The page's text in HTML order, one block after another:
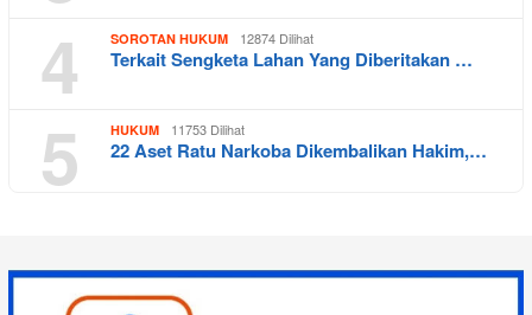
4 SOROTAN HUKUM 12874 Dilihat
Terkait Sengketa Lahan Yang Diberitakan …
5 HUKUM 11753 Dilihat
22 Aset Ratu Narkoba Dikembalikan Hakim,…